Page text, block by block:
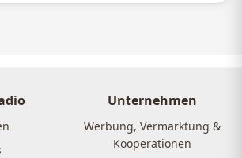
Unternehmen
Werbung, Vermarktung &
Kooperationen